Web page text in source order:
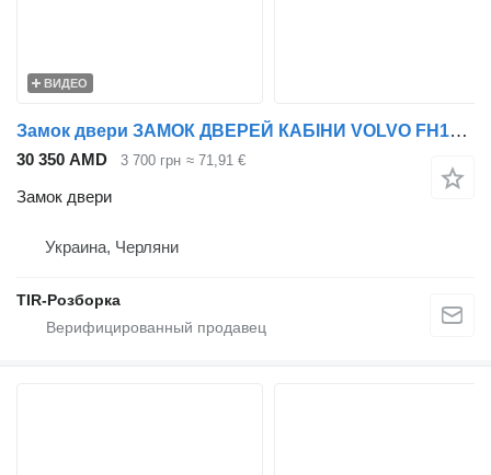
ВИДЕО
Замок двери ЗАМОК ДВЕРЕЙ КАБІНИ VOLVO FH12/FH16/FM10/FM12/FM7/FM9/FMX, MAN T для тягача Volvo FM9, FM 10, TGS, FH16, TGX, FH 12, FH 16, FM 12, TGA, TGL, FM-7, FM7
30 350 AMD 3 700 грн ≈ 71,91 €
Замок двери
Украина, Черляни
TIR-Розборка